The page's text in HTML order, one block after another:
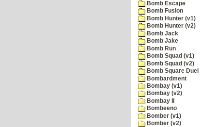
Bomb Escape
Bomb Fusion
Bomb Hunter (v1)
Bomb Hunter (v2)
Bomb Jack
Bomb Jake
Bomb Run
Bomb Squad (v1)
Bomb Squad (v2)
Bomb Square Duel
Bombardment
Bombay (v1)
Bombay (v2)
Bombay II
Bombeeno
Bomber (v1)
Bomber (v2)